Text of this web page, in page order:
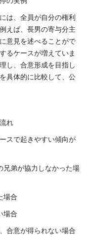
は、全員が自分の権利
えば、長男の寄与分主
意見を述べることがで
るケースが増えていま
し、合意形成を目指し
具体的に比較して、公
れ
スで起きやすい傾向が
兄弟が協力しなかった場
場合
場合
合意が得られない場合